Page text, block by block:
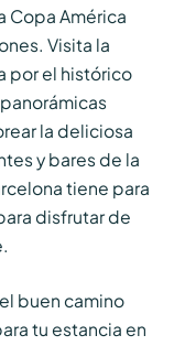
Copa América
Visita la
por el histórico
la deliciosa
y bares de la
tiene para
disfrutar de
buen camino
tu estancia en